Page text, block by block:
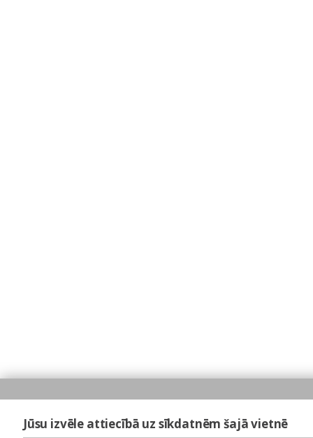
Jūsu izvēle attiecībā uz sīkdatnēm šajā vietnē